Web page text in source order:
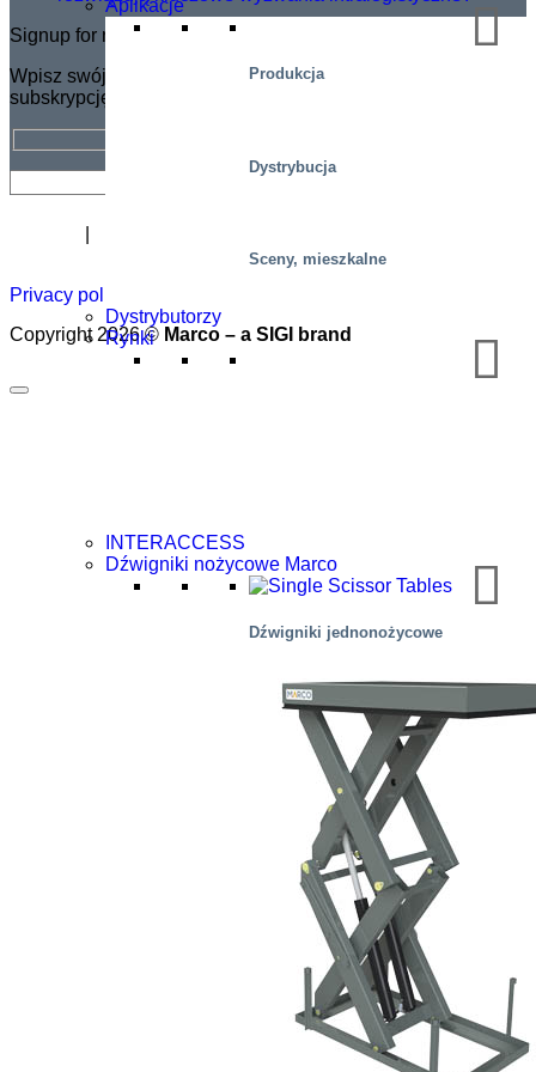
Aplikacje
Produkcja
Dystrybucja
Sceny, mieszkalne
Dystrybutorzy
Rynki
Transport lotniczy
Signup for newsletter
Wpisz swój adres e-mail, aby otrzymać BEZPŁATNĄ
subskrypcję biuletynu Marco.
Privacy policy
Copyright 2026 © Marco – a SIGI brand
INTERACCESS
Dźwigniki nożycowe Marco
Dźwigniki jednonożycowe